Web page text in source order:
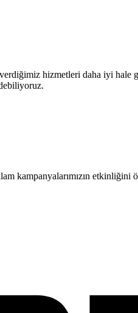
hizmetleri daha iyi
kampanyalarımızın etkinliğini